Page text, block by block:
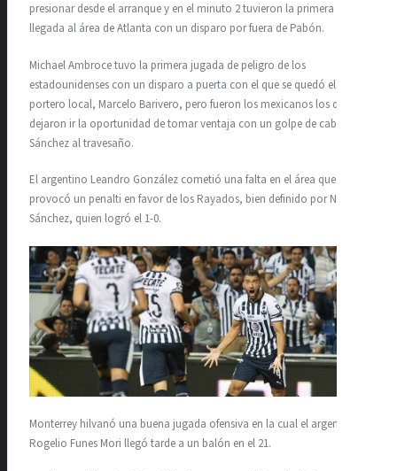
presionar desde el arranque y en el minuto 2 tuvieron la primera
llegada al área de Atlanta con un disparo por fuera de Pabón.
Michael Ambroce tuvo la primera jugada de peligro de los
estadounidenses con un disparo a puerta con el que se quedó el
portero local, Marcelo Barivero, pero fueron los mexicanos los que
dejaron ir la oportunidad de tomar ventaja con un golpe de cabeza de
Sánchez al travesaño.
El argentino Leandro González cometió una falta en el área que
provocó un penalti en favor de los Rayados, bien definido por Nicolás
Sánchez, quien logró el 1-0.
Monterrey hilvanó una buena jugada ofensiva en la cual el argentino
Rogelio Funes Mori llegó tarde a un balón en el 21.